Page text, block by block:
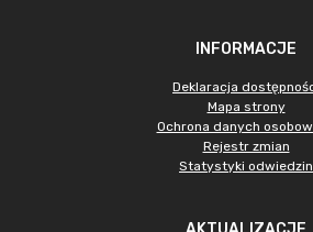
INFORMACJE
Deklaracja
Mapa strony
Ochrona danych
Rejestr zmian
Statystyki odwiedzin